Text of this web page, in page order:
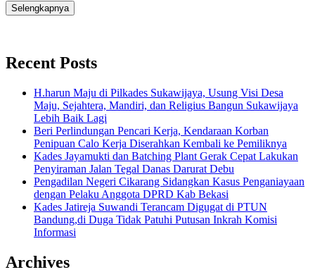
Selengkapnya
Recent Posts
H.harun Maju di Pilkades Sukawijaya, Usung Visi Desa
Maju, Sejahtera, Mandiri, dan Religius Bangun Sukawijaya
Lebih Baik Lagi
Beri Perlindungan Pencari Kerja, Kendaraan Korban
Penipuan Calo Kerja Diserahkan Kembali ke Pemiliknya
Kades Jayamukti dan Batching Plant Gerak Cepat Lakukan
Penyiraman Jalan Tegal Danas Darurat Debu
Pengadilan Negeri Cikarang Sidangkan Kasus Penganiayaan
dengan Pelaku Anggota DPRD Kab Bekasi
Kades Jatireja Suwandi Terancam Digugat di PTUN
Bandung,di Duga Tidak Patuhi Putusan Inkrah Komisi
Informasi
Archives